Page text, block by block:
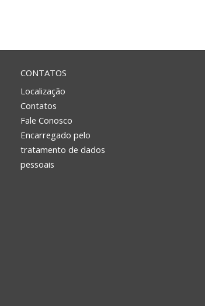
CONTATOS
Localização
Contatos
Fale Conosco
Encarregado pelo
tratamento de dados
pessoais